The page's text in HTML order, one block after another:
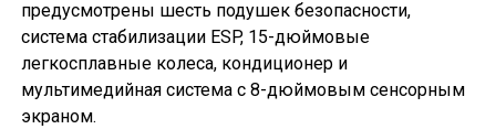
предусмотрены шесть подушек безопасности,
система стабилизации ESP, 15-дюймовые
легкосплавные колеса, кондиционер и
мультимедийная система с 8-дюймовым сенсорным
экраном.